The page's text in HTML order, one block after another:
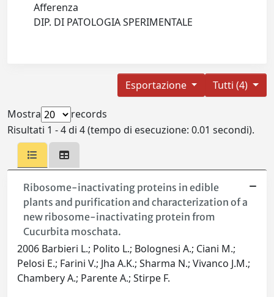
Afferenza
DIP. DI PATOLOGIA SPERIMENTALE
Tutti (4)
Esportazione
Mostra
records
Risultati 1 - 4 di 4 (tempo di esecuzione: 0.01 secondi).
Ribosome-inactivating proteins in edible
plants and purification and characterization of a
new ribosome-inactivating protein from
Cucurbita moschata.
2006 Barbieri L.; Polito L.; Bolognesi A.; Ciani M.;
Pelosi E.; Farini V.; Jha A.K.; Sharma N.; Vivanco J.M.;
Chambery A.; Parente A.; Stirpe F.